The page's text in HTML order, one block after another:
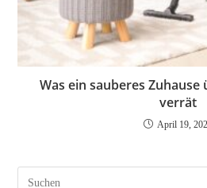
Was ein sauberes
verrät
April 19,